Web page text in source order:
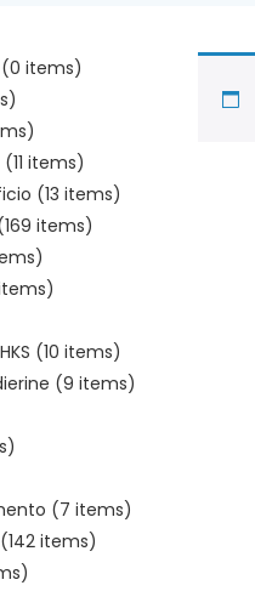
(0 items)
(11 items)
(13 items)
items)
(10 items)
(9 items)
(7 items)
(142 items)